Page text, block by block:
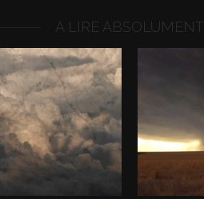
A LIRE ABSOLUMENT